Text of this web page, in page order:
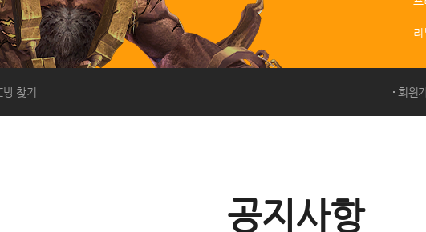
방 찾기 회원
공지사항